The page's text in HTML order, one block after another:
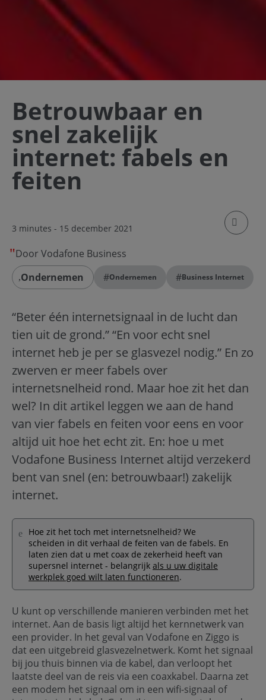
Betrouwbaar en
snel zakelijk
internet: fabels en
feiten
3 minutes - 15 december 2021
klik om
Door Vodafone Business
Ondernemen
#Ondernemen #Business Internet
“Beter één internetsignaal in de lucht dan
tien uit de grond.” “En voor echt snel
internet heb je per se glasvezel nodig.” En zo
zwerven er meer fabels over
internetsnelheid rond. Maar hoe zit het dan
wel? In dit artikel leggen we aan de hand
van vier fabels en feiten voor eens en voor
altijd uit hoe het echt zit. En: hoe u met
Vodafone Business Internet altijd verzekerd
bent van snel (en: betrouwbaar!) zakelijk
internet.
Hoe zit het toch met internetsnelheid? We
scheiden in dit verhaal de feiten van de fabels. En
laten zien dat u met coax de zekerheid heeft van
supersnel internet - belangrijk als u uw digitale
werkplek goed wilt laten functioneren.
U kunt op verschillende manieren verbinden met het
internet. Aan de basis ligt altijd het kernnetwerk van
een provider. In het geval van Vodafone en Ziggo is
dat een uitgebreid glasvezelnetwerk. Komt het signaal
bij jou thuis binnen via de kabel, dan verloopt het
laatste deel van de reis via een coaxkabel. Daarna zet
een modem het signaal om in een wifi-signaal of